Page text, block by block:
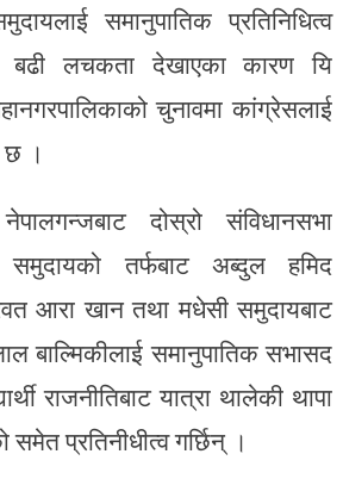
समानुपातिक प्रतिनिधित्व
बढी लचकता देखाएका कारण यि
चुनावमा कांग्रेसलाई
।
दोस्रो संविधानसभा
समुदायको तर्फबाट अब्दुल हमिद
आरा खान तथा मधेसी समुदायबाट
बाल्मिकीलाई समानुपातिक सभासद
राजनीतिबाट यात्रा थालेकी थापा
प्रतिनीधीत्व गर्छिन् ।